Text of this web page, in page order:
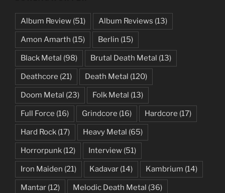
Album Review (51) Album Reviews (13)
Amon Amarth (15) Berlin (15)
Black Metal (98) Brutal Death Metal (13)
Deathcore (21) Death Metal (120)
Doom Metal (23) Folk Metal (13)
Full Force (16) Grindcore (16) Hardcore (17)
Hard Rock (17) Heavy Metal (65)
Horrorpunk (12) Interview (51)
Iron Maiden (21) Kadavar (14) Kambrium (14)
Mantar (12) Melodic Death Metal (36)